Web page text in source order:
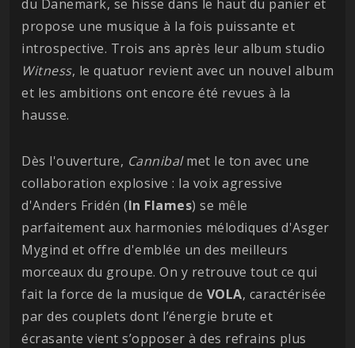
du Danemark, se hisse dans le haut du panier et
propose une musique à la fois puissante et
introspective. Trois ans après leur album studio
Witness, le quatuor revient avec un nouvel album
et les ambitions ont encore été revues à la
hausse.
Dès l'ouverture, Cannibalmet le ton avec une
collaboration explosive : la voix agressive
d'Anders Fridén (In Flames) se mêle
parfaitement aux harmonies mélodiques d'Asger
Mygind et offre d'emblée un des meilleurs
morceaux du groupe. On y retrouve tout ce qui
fait la force de la musique de VOLA, caractérisée
par des couplets dont l’énergie brute et
écrasante vient s’opposer à des refrains plus